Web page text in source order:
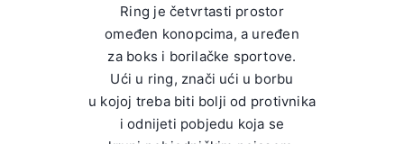
Ring je četvrtasti prostor
omeđen konopcima, a uređen
za boks i borilačke sportove.
Ući u ring, znači ući u borbu
u kojoj treba biti bolji od protivnika
i odnijeti pobjedu koja se